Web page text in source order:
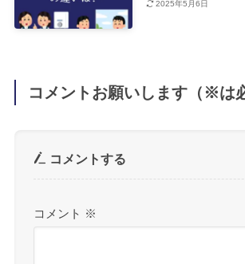
2025年5月6日
コメントお願いします（※は
コメントする
コメント ※